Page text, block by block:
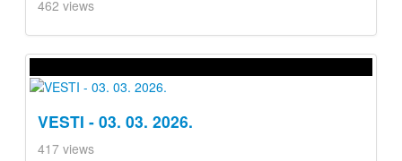
462 views
VESTI - 03. 03. 2026.
417 views